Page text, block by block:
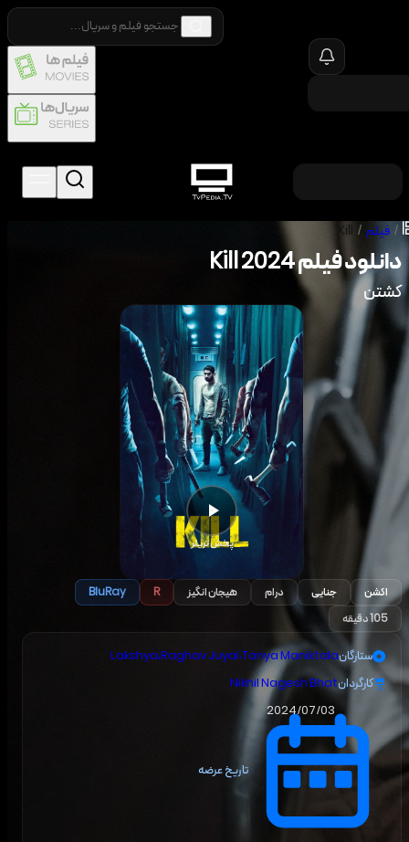
/ فیلم /
Kill
دانلود فیلم2024
Kill
کشتن
پخش تریلر
اکشن جنایی درام هیجان انگیز R
BluRay
105 دقیقه
ستارگان Lakshya،Raghav Juyal،Tanya Maniktala
کارگردانNikhil Nagesh Bhat
تاریخ عرضه
2024/07/03